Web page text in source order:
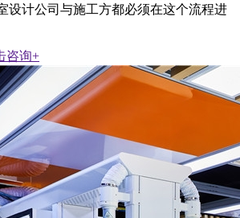
设计公司与施工方都必须在这个流程进
咨询+